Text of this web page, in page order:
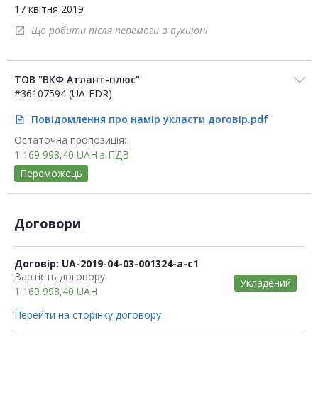
17 квітня 2019
open_in_new Що робити після перемоги в аукціоні
ТОВ "ВКФ Атлант-плюс"
#36107594 (UA-EDR)
description
Повідомлення про намір укласти договір.pdf
Остаточна пропозиція:
1 169 998,40 UAH з ПДВ
Переможець
Договори
Договір: UA-2019-04-03-001324-a-c1
Вартість договору:
1 169 998,40 UAH
Укладений
Перейти на сторінку договору